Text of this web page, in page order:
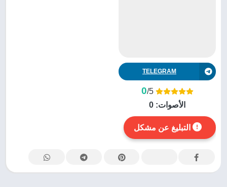
TELEGRAM
0/5
الأصوات: 0
التبليغ عن مشكل